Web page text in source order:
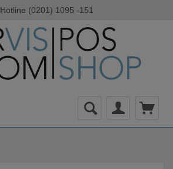
Hotline (0201) 1095 -151